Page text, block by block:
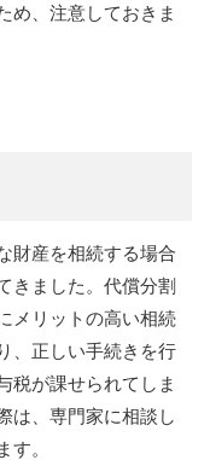
め、注意しておきま
財産を相続する場合
きました。代償分割
メリットの高い相続
、正しい手続きを行
税が課せられてしま
は、専門家に相談し
す。